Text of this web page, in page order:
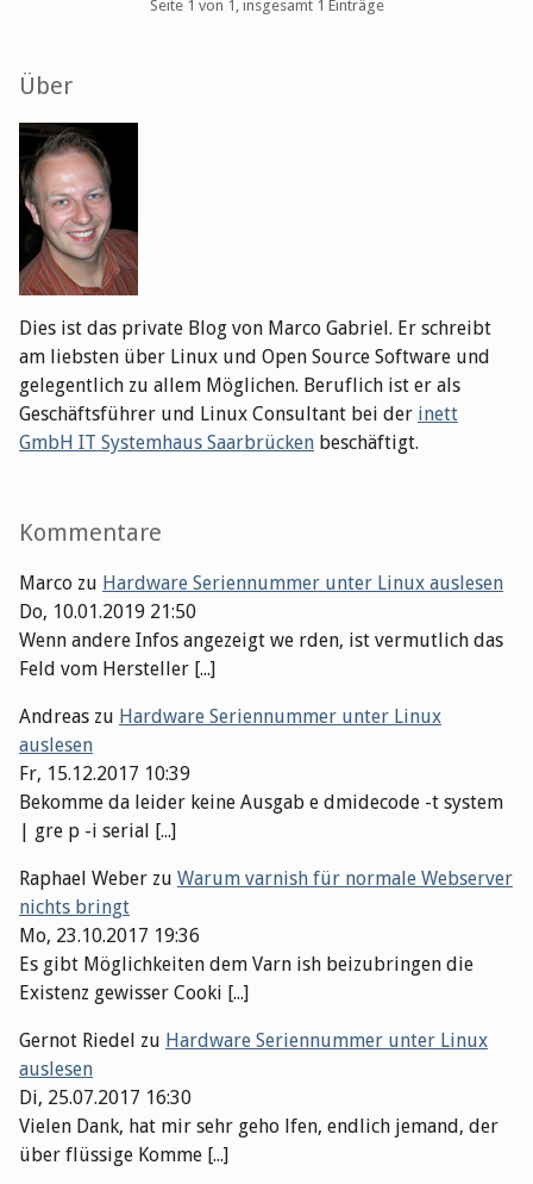
Seite 1 von 1, insgesamt 1 Einträge
Seitenleiste
Über
Dies ist das private Blog von Marco Gabriel. Er schreibt
am liebsten über Linux und Open Source Software und
gelegentlich zu allem Möglichen. Beruflich ist er als
Geschäftsführer und Linux Consultant bei der inett
GmbH IT Systemhaus Saarbrücken beschäftigt.
Kommentare
Marco zu Hardware Seriennummer unter Linux auslesen
Do, 10.01.2019 21:50
Wenn andere Infos angezeigt we rden, ist vermutlich das
Feld vom Hersteller [...]
Andreas zu Hardware Seriennummer unter Linux
auslesen
Fr, 15.12.2017 10:39
Bekomme da leider keine Ausgab e dmidecode -t system
| gre p -i serial [...]
Raphael Weber zu Warum varnish für normale Webserver
nichts bringt
Mo, 23.10.2017 19:36
Es gibt Möglichkeiten dem Varn ish beizubringen die
Existenz gewisser Cooki [...]
Gernot Riedel zu Hardware Seriennummer unter Linux
auslesen
Di, 25.07.2017 16:30
Vielen Dank, hat mir sehr geho lfen, endlich jemand, der
über flüssige Komme [...]